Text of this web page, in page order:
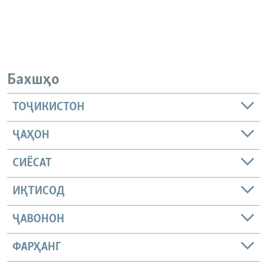
Бахшҳо
ТОҶИКИСТОН
ҶАҲОН
СИЁСАТ
ИҚТИСОД
ҶАВОНОН
ФАРҲАНГ